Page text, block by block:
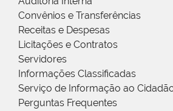
Convênios e Transferências
Receitas e Despesas
Licitações e Contratos
Servidores
Informações Classificadas
Serviço de Informação ao
Perguntas Frequentes